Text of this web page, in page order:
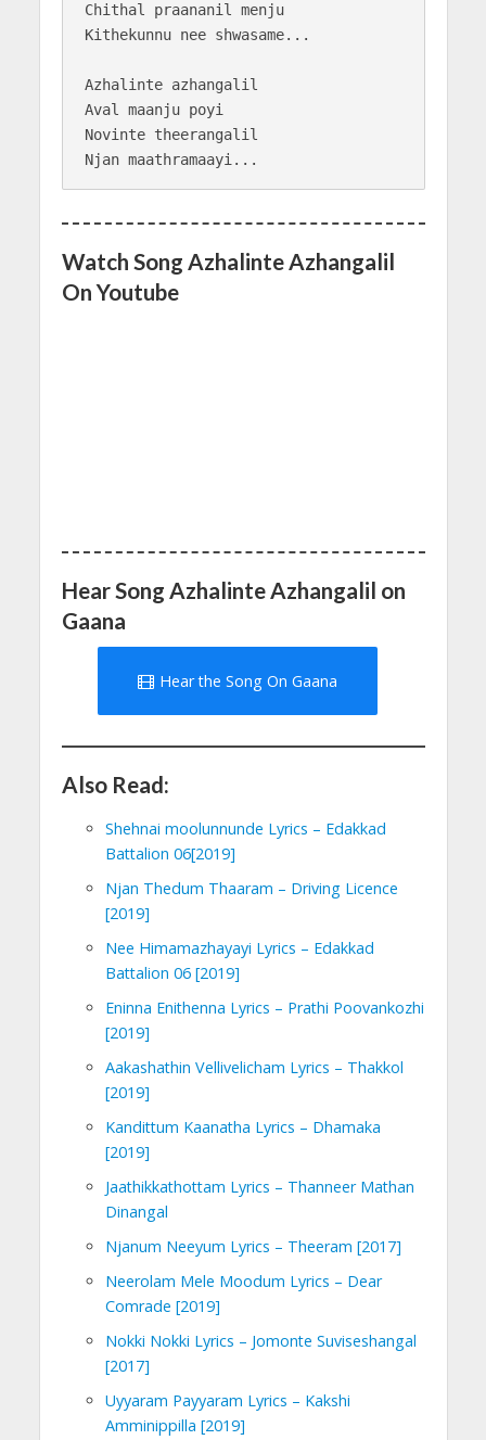
Chithal praananil menju
Kithekunnu nee shwasame...
Azhalinte azhangalil
Aval maanju poyi
Novinte theerangalil
Watch Song Azhalinte Azhangalil
On Youtube
Hear Song Azhalinte Azhangalil on
Gaana
Hear the Song On Gaana
Also Read:
Shehnai moolunnunde Lyrics – Edakkad
Battalion 06[2019]
Njan Thedum Thaaram – Driving Licence
[2019]
Nee Himamazhayayi Lyrics – Edakkad
Battalion 06 [2019]
Eninna Enithenna Lyrics – Prathi Poovankozhi
[2019]
Aakashathin Vellivelicham Lyrics – Thakkol
[2019]
Kandittum Kaanatha Lyrics – Dhamaka
[2019]
Jaathikkathottam Lyrics – Thanneer Mathan
Dinangal
Njanum Neeyum Lyrics – Theeram [2017]
Neerolam Mele Moodum Lyrics – Dear
Comrade [2019]
Nokki Nokki Lyrics – Jomonte Suviseshangal
[2017]
Uyyaram Payyaram Lyrics – Kakshi
Amminippilla [2019]